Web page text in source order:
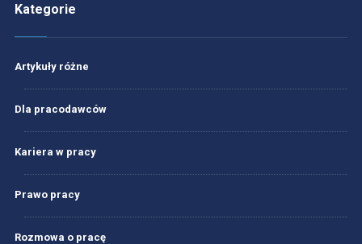
Kategorie
Artykuły różne
Dla pracodawców
Kariera w pracy
Prawo pracy
Rozmowa o pracę